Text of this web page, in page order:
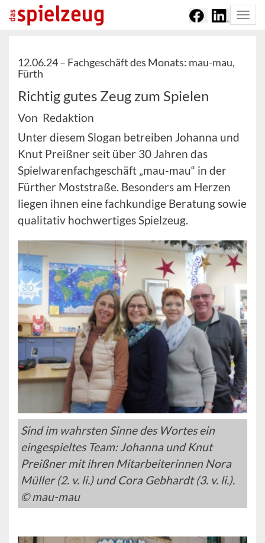
12.06.24 – Fachgeschäft des Monats: mau-mau,
Fürth
Richtig gutes Zeug zum Spielen
Von Redaktion
Unter diesem Slogan betreiben Johanna und
Knut Preißner seit über 30 Jahren das
Spielwarenfachgeschäft „mau-mau“ in der
Fürther Moststraße. Besonders am Herzen
liegen ihnen eine fachkundige Beratung sowie
qualitativ hochwertiges Spielzeug.
Sind im wahrsten Sinne des Wortes ein
eingespieltes Team: Johanna und Knut
Preißner mit ihren Mitarbeiterinnen Nora
Müller (2. v. li.) und Cora Gebhardt (3. v. li.).
© mau-mau